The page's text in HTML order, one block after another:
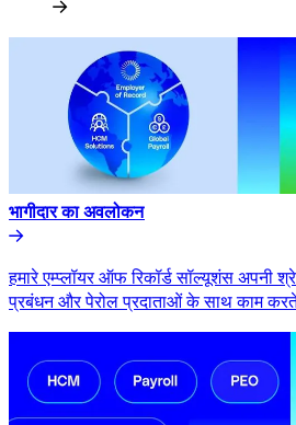
भागीदार का अवलोकन​​
हमारे एम्प्लॉयर ऑफ रिकॉर्ड सॉल्यूशंस अपनी
प्रबंधन और पेरोल प्रदाताओं के साथ काम